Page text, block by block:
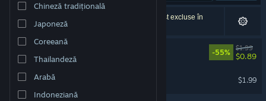
Schimbă limba
Vezi site în versiunea pentru desktop
Chineză tradițională
Japoneză
Coreeană
Thailandeză
Arabă
Indoneziană
2 rezultate corespund căutării tale. 7 titluri au fost excluse în
funcție de preferințele tale.
-55%
$1.99
$0.89
$1.99